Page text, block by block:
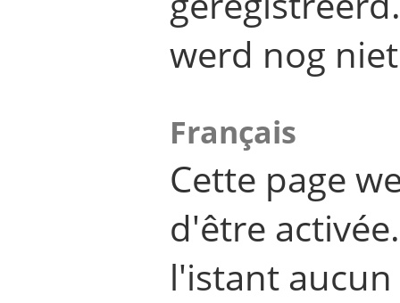
werd nog
Français
Cette page
d'être
l'istant